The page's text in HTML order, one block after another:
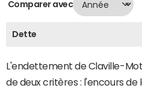
Comparer avec
Dette
L'endettement de Claville-
de deux critères : l'encours